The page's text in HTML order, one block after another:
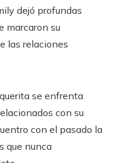
dejó profundas
marcaron su
las relaciones
se enfrenta
con su
con el pasado la
que nunca